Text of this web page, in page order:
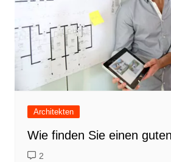
Architekten
Wie finden Sie einen
2